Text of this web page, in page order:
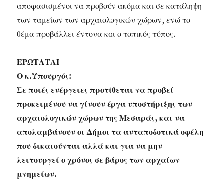
αποφασισμένοι να προβούν ακόμα και σε κατάληψη
των ταμείων των αρχαιολογικών χώρων, ενώ το
θέμα προβάλλει έντονα και ο τοπικός τύπος.
ΕΡΩΤΑΤΑΙ
Ο κ.Υπουργός:
Σε ποιές ενέργειες προτίθεται να προβεί
προκειμένου να γίνουν έργα υποστήριξης των
αρχαιολογικών χώρων της Μεσαράς, και να
απολαμβάνουν οι Δήμοι τα ανταποδοτικά οφέλη
που δικαιούνται αλλά και για να μην
λειτουργεί ο χρόνος σε βάρος των αρχαίων
μνημείων.